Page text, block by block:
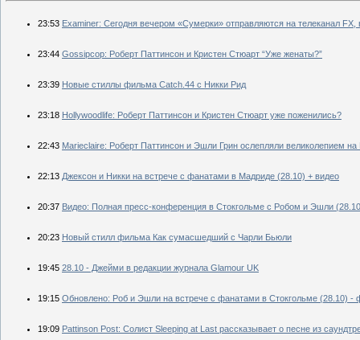
23:53 Examiner: Сегодня вечером «Сумерки» отправляются на телеканал
23:44 Gossipcop: Роберт Паттинсон и Кристен Стюарт “Уже женаты?”
23:39 Новые стиллы фильма Catch.44 с Никки Рид
23:18 Нollywoodlife: Роберт Паттинсон и Кристен Стюарт уже поженились?
22:43 Мarieclaire: Роберт Паттинсон и Эшли Грин ослепляли великолепием
22:13 Джексон и Никки на встрече с фанатами в Мадриде (28.10) + видео
20:37 Видео: Полная пресс-конференция в Стокгольме с Робом и Эшли
20:23 Новый стилл фильма Как сумасшедший с Чарли Бьюли
19:45 28.10 - Джейми в редакции журнала Glamour UK
19:15 Обновлено: Роб и Эшли на встрече с фанатами в Стокгольме (28.10) -
19:09 Pattinson Post: Солист Sleeping at Last рассказывает о песне из